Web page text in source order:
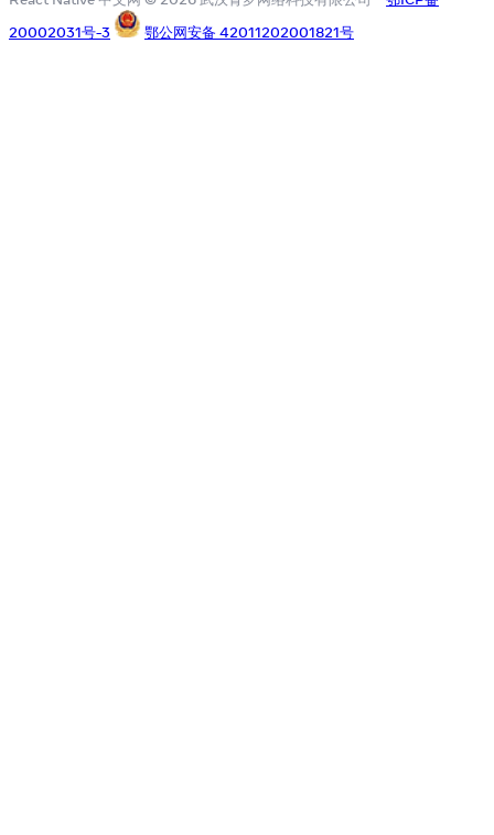
20002031号-3
鄂公网安备 42011202001821号